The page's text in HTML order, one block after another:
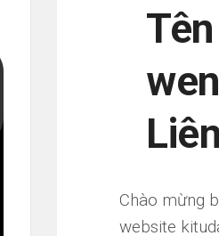
Chào mừng
website